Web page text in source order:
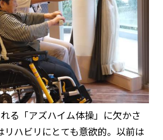
る「アズハイム体操」に欠かさ
リハビリにとても意欲的。以前は